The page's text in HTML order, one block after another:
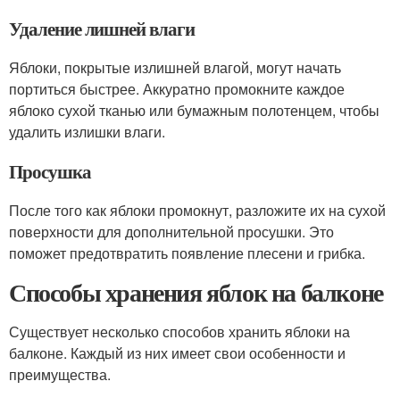
Удаление лишней влаги
Яблоки, покрытые излишней влагой, могут начать
портиться быстрее. Аккуратно промокните каждое
яблоко сухой тканью или бумажным полотенцем, чтобы
удалить излишки влаги.
Просушка
После того как яблоки промокнут, разложите их на сухой
поверхности для дополнительной просушки. Это
поможет предотвратить появление плесени и грибка.
Способы хранения яблок на балконе
Существует несколько способов хранить яблоки на
балконе. Каждый из них имеет свои особенности и
преимущества.